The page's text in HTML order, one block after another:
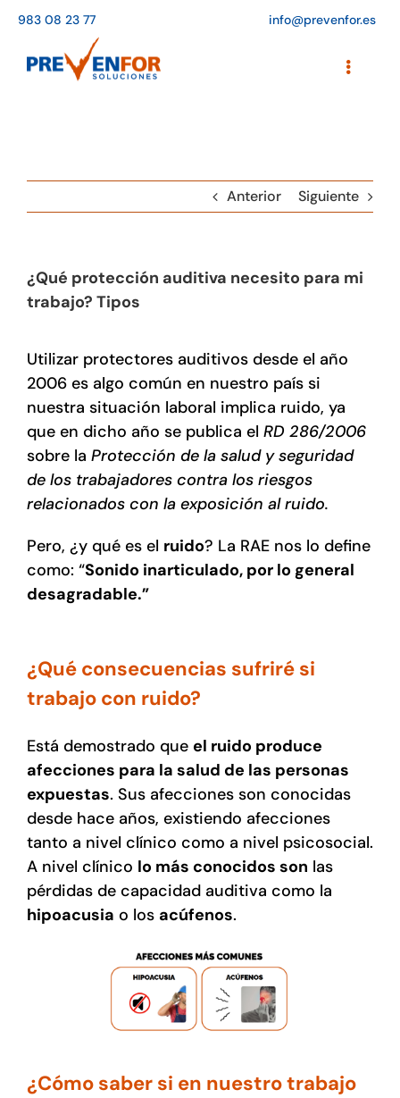
contenido
983 08 23 77 info@prevenfor.es
Toggle
Adaptación a la LOPD
Blog
Tienda online
Contacto
Anterior Siguiente
¿Qué protección auditiva necesito para mi
trabajo? Tipos
Utilizar protectores auditivos desde el año
2006 es algo común en nuestro país si
nuestra situación laboral implica ruido, ya
que en dicho año se publica el RD 286/2006
sobre la Protección de la salud y seguridad
de los trabajadores contra los riesgos
relacionados con la exposición al ruido.
Pero, ¿y qué es el ruido? La RAE nos lo define
como: “Sonido inarticulado, por lo general
desagradable.”
¿Qué consecuencias sufriré si
trabajo con ruido?
Está demostrado que el ruido produce
afecciones para la salud de las personas
expuestas. Sus afecciones son conocidas
desde hace años, existiendo afecciones
tanto a nivel clínico como a nivel psicosocial.
A nivel clínico lo más conocidos son las
pérdidas de capacidad auditiva como la
hipoacusia o los acúfenos.
¿Cómo saber si en nuestro trabajo